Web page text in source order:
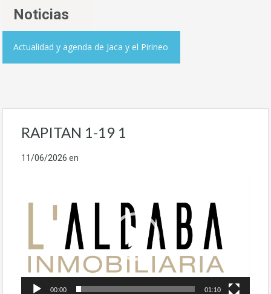
Noticias
Actualidad y agenda de Jaca y el Pirineo
RAPITAN 1-19 1
11/06/2026 en
00:00 01:10